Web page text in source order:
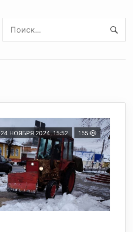
24 НОЯБРЯ 2024, 15:52 155